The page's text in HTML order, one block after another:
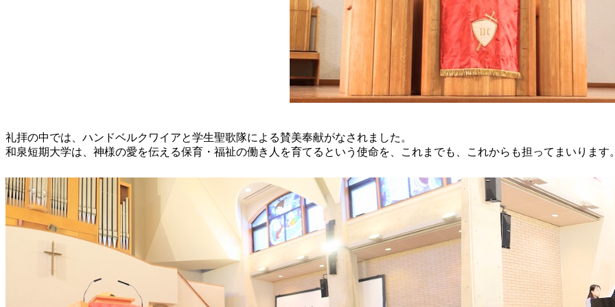
礼拝の中では、ハンドベルクワイアと学生聖歌隊による賛美奉献がなされました。
和泉短期大学は、神様の愛を伝える保育・福祉の働き人を育てるという使命を、これまでも、これからも担ってまいります